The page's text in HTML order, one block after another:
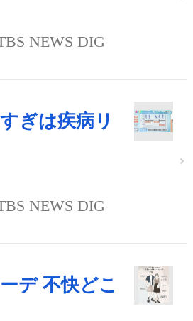
NEWS DIG
ぎは疾病リ
NEWS DIG
デ 不快どこ